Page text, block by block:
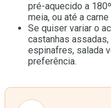
pré-aquecido a
meia, ou até a
Se quiser variar o
castanhas
espinafres, salada
preferência.